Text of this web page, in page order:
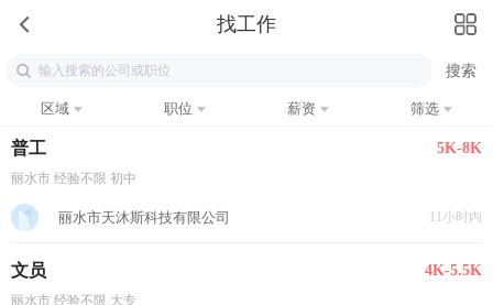
找工作
区域 职位 薪资 筛选
普工 5K-8K
丽水市 经验不限 初中
丽水市天沐斯科技有限公司 11小时内
文员 4K-5.5K
丽水市 经验不限 大专